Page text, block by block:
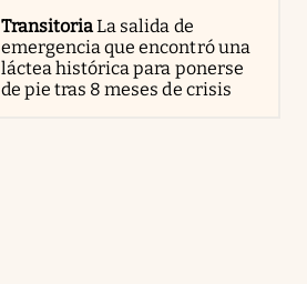
TransitoriaLa salida de
emergencia que encontró una
láctea histórica para ponerse
de pie tras 8 meses de crisis